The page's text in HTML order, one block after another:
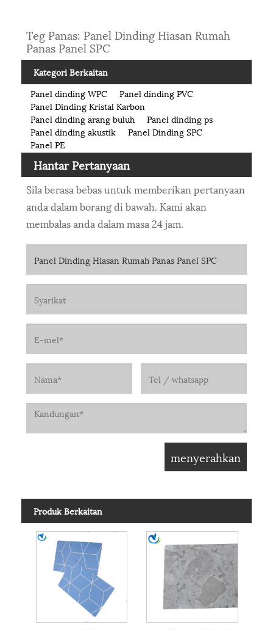
Teg Panas: Panel Dinding Hiasan Rumah
Panas Panel SPC
Kategori Berkaitan
Panel dinding WPC
Panel dinding PVC
Panel Dinding Kristal Karbon
Panel dinding arang buluh
Panel dinding ps
Panel dinding akustik
Panel Dinding SPC
Panel PE
Hantar Pertanyaan
Sila berasa bebas untuk memberikan pertanyaan
anda dalam borang di bawah. Kami akan
membalas anda dalam masa 24 jam.
Produk Berkaitan